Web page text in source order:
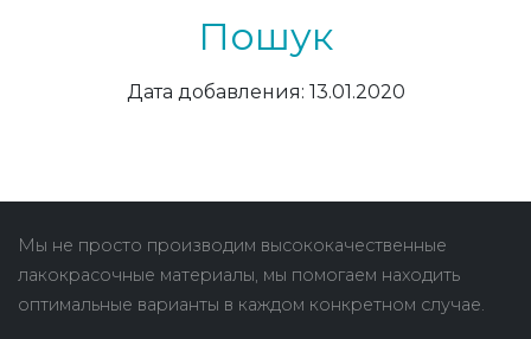
Пошук
Дата добавления: 13.01.2020
Мы не просто производим высококачественные
лакокрасочные материалы, мы помогаем находить
оптимальные варианты в каждом конкретном случае.